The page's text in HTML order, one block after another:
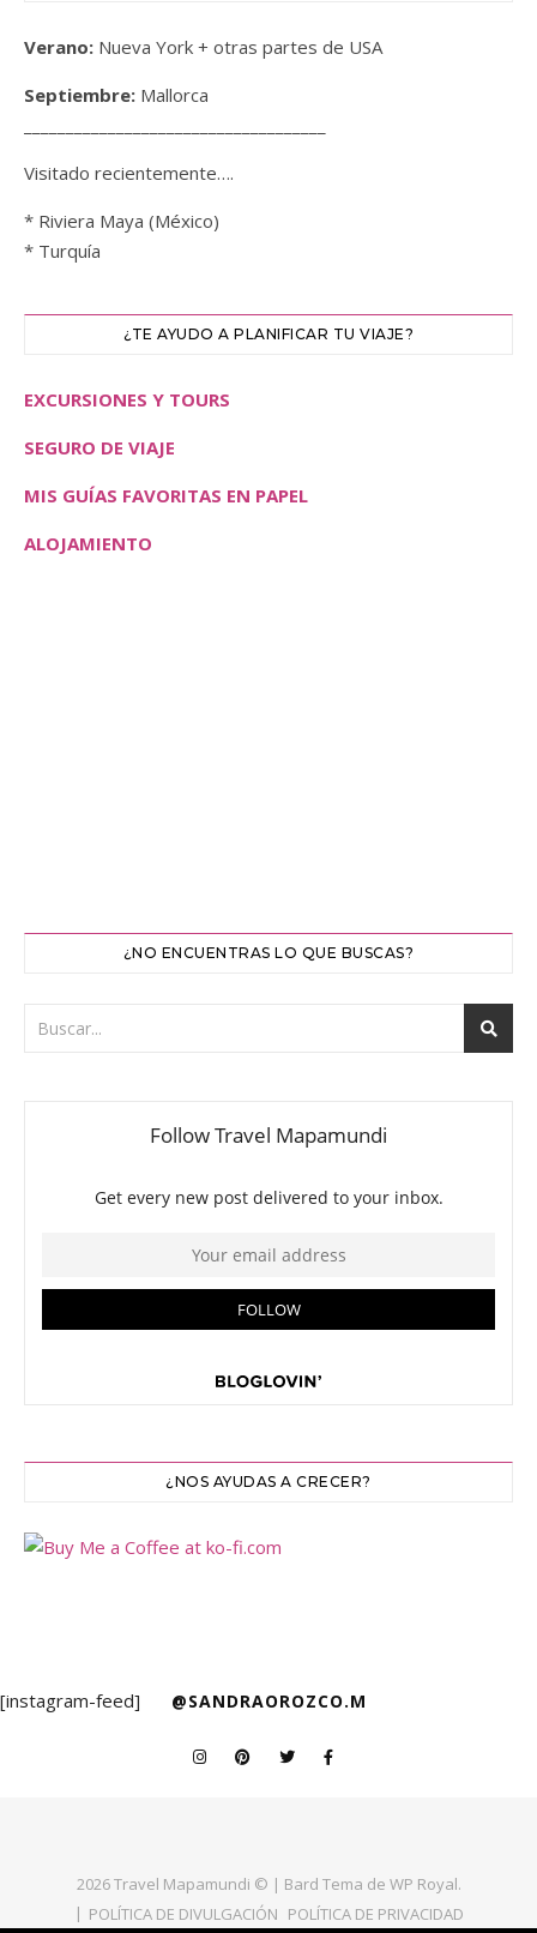
Verano: Nueva York + otras partes de USA
Septiembre: Mallorca
Visitado recientemente….
* Riviera Maya (México)
* Turquía
¿TE AYUDO A PLANIFICAR TU VIAJE?
EXCURSIONES Y TOURS
SEGURO DE VIAJE
MIS GUÍAS FAVORITAS EN PAPEL
ALOJAMIENTO
¿NO ENCUENTRAS LO QUE BUSCAS?
¿NOS AYUDAS A CRECER?
@SANDRAOROZCO.M
[instagram-feed]
2026 Travel Mapamundi © | Bard Tema de WP Royal.
POLÍTICA DE DIVULGACIÓN POLÍTICA DE PRIVACIDAD